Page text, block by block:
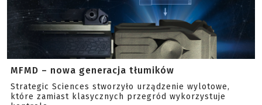
MFMD – nowa generacja tłumików
Strategic Sciences stworzyło urządzenie wylotowe,
które zamiast klasycznych przegród wykorzystuje